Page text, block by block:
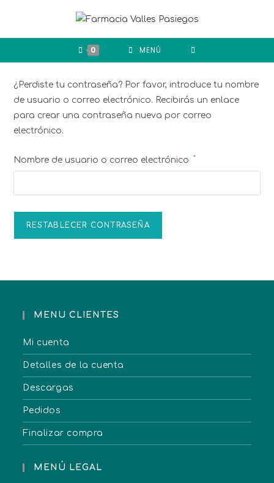
0 MENÚ
¿Perdiste tu contraseña? Por favor, introduce tu nombre
de usuario o correo electrónico. Recibirás un enlace
para crear una contraseña nueva por correo
electrónico.
Nombre de usuario o correo electrónico *
RESTABLECER CONTRASEÑA
MENU CLIENTES
Mi cuenta
Detalles de la cuenta
Descargas
Pedidos
Finalizar compra
MENÚ LEGAL